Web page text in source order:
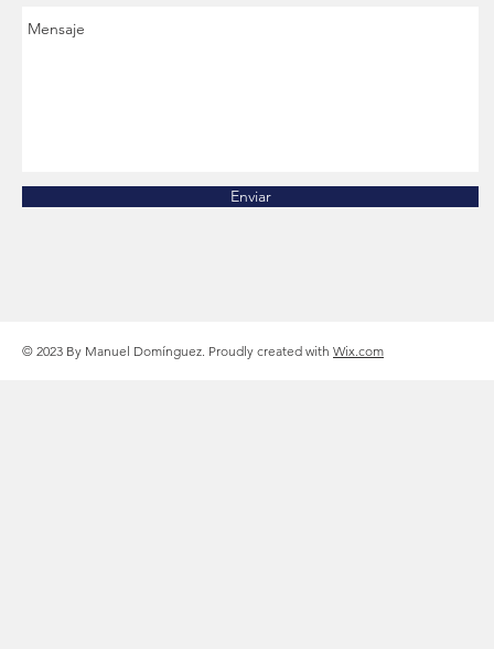
Enviar
© 2023 By Manuel Domínguez. Proudly created with Wix.com